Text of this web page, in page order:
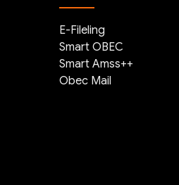
E-Fileling
Smart OBEC
Smart Amss++
Obec Mail